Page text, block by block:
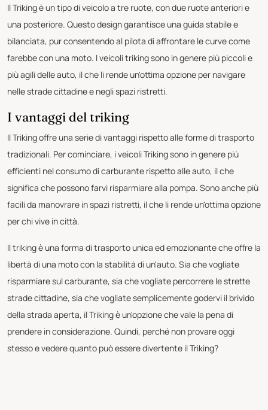
Il Triking è un tipo di veicolo a tre ruote, con due ruote anteriori e
una posteriore. Questo design garantisce una guida stabile e
bilanciata, pur consentendo al pilota di affrontare le curve come
farebbe con una moto. I veicoli triking sono in genere più piccoli e
più agili delle auto, il che li rende un'ottima opzione per navigare
nelle strade cittadine e negli spazi ristretti.
I vantaggi del triking
Il Triking offre una serie di vantaggi rispetto alle forme di trasporto
tradizionali. Per cominciare, i veicoli Triking sono in genere più
efficienti nel consumo di carburante rispetto alle auto, il che
significa che possono farvi risparmiare alla pompa. Sono anche più
facili da manovrare in spazi ristretti, il che li rende un'ottima opzione
per chi vive in città.
Il triking è una forma di trasporto unica ed emozionante che offre la
libertà di una moto con la stabilità di un'auto. Sia che vogliate
risparmiare sul carburante, sia che vogliate percorrere le strette
strade cittadine, sia che vogliate semplicemente godervi il brivido
della strada aperta, il Triking è un'opzione che vale la pena di
prendere in considerazione. Quindi, perché non provare oggi
stesso e vedere quanto può essere divertente il Triking?